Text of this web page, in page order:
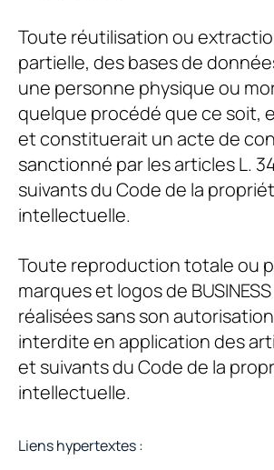
Toute réutilisation ou
partielle, des bases de
une personne physique ou
quelque procédé que ce soit,
et constituerait un acte de
sanctionné par les articles L.
suivants du Code de la
intellectuelle.
Toute reproduction totale ou
marques et logos de
réalisées sans son
interdite en application des
et suivants du Code de la
intellectuelle.
Liens hypertextes :